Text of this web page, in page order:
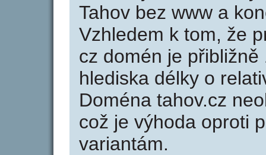
Tahov bez www a
Vzhledem k tom, že
cz domén je
hlediska délky o
Doména tahov.cz
což je výhoda oproti
variantám.